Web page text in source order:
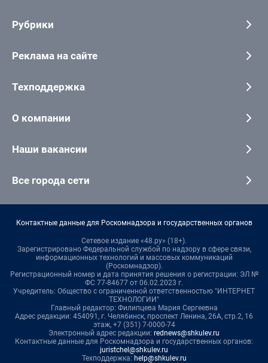
Рубрики
Реклама на сайте
Техподдержка
О компании
Наши вакансии
Все города сети
Контактные данные для Роскомнадзора и государственных органов
Сетевое издание «48.ру» (18+).
Зарегистрировано Федеральной службой по надзору в сфере связи,
информационных технологий и массовых коммуникаций
(Роскомнадзор).
Регистрационный номер и дата принятия решения о регистрации: ЭЛ №
ФС 77-84677 от 06.02.2023 г.
Учредитель: Общество с ограниченной ответственностью "ИНТЕРНЕТ
ТЕХНОЛОГИИ"
Главный редактор: Филипцева Мария Сергеевна
Адрес редакции: 454091, г. Челябинск, проспект Ленина, 26А, стр.2, 16
этаж, +7 (351) 7-0000-74
Электронный адрес редакции: rednews@shkulev.ru
Контактные данные для Роскомнадзора и государственных органов:
juristchel@shkulev.ru
Техподдержка: help@shkulev.ru